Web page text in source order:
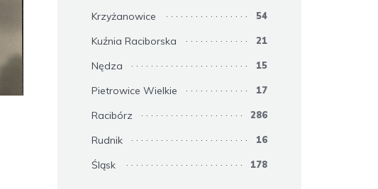
Krzyżanowice 54
Kuźnia Raciborska 21
Nędza 15
Pietrowice Wielkie 17
Racibórz 286
Rudnik 16
Śląsk 178